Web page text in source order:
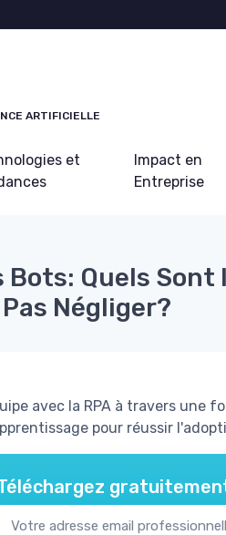
ARTIFICIELLE
et
Impact en
Entreprise
Quels Sont
Négliger?
avec la RPA à travers une
pour réussir